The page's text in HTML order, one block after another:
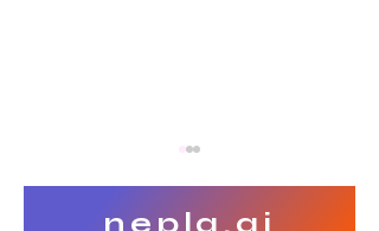
nepla.ai